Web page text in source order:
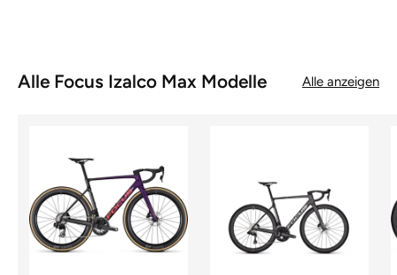
Alle Focus Izalco Max Modelle Alle anzeigen